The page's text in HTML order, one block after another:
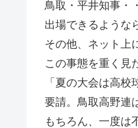
鳥取・平井知事・
出場できるような
その他、ネット上
この事態を重く見
「夏の大会は高
要請。鳥取高野連
もちろん、一度は